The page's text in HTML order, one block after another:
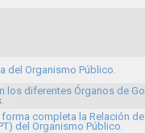
del Organismo Público.
los diferentes Órganos de
completa la Relación
del Organismo Público.